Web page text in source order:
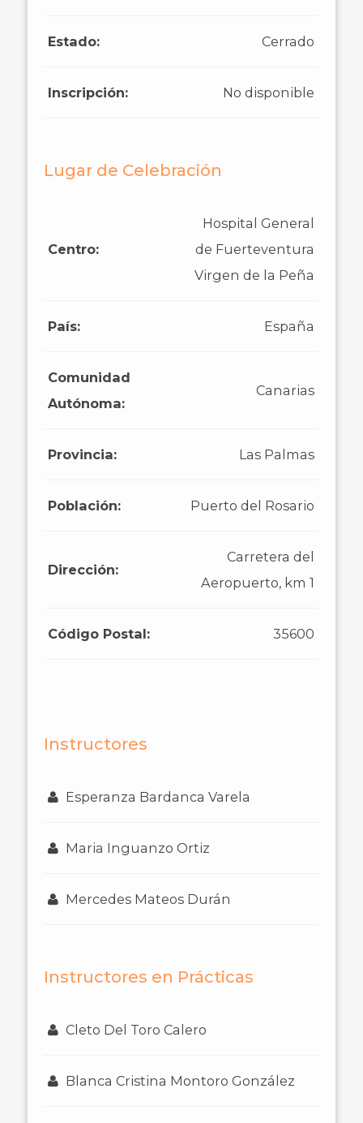
Estado: Cerrado
Inscripción: No disponible
Lugar de Celebración
Centro:
Hospital General
de Fuerteventura
Virgen de la Peña
País: España
Comunidad
Autónoma:
Canarias
Provincia: Las Palmas
Población: Puerto del Rosario
Dirección:
Carretera del
Aeropuerto, km 1
Código Postal: 35600
Instructores
Esperanza Bardanca Varela
Maria Inguanzo Ortiz
Mercedes Mateos Durán
Instructores en Prácticas
Cleto Del Toro Calero
Blanca Cristina Montoro González